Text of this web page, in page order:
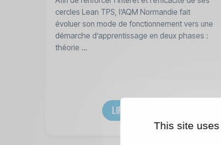
cercles Lean TPS, l’AQM Normandie fait
évoluer son mode de fonctionnement vers une
démarche d’apprentissage en deux phases :
théorie ...
LIRE LA SUITE
This site